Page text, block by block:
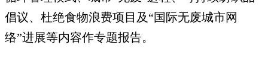
倡议、杜绝食物浪费项目及“国际无废城市网
络”进展等内容作专题报告。